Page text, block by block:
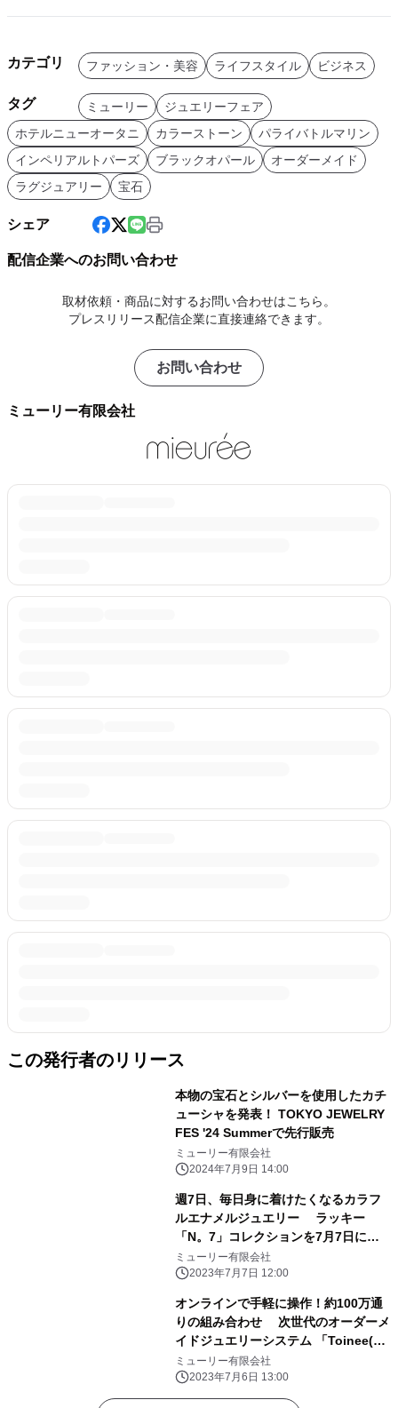
カテゴリ ファッション・美容 ライフスタイル ビジネス
タグ ミューリー
ジュエリーフェア
ホテルニューオータニ
カラーストーン
パライバトルマリン
インペリアルトパーズ
ブラックオパール
オーダーメイド
ラグジュアリー
宝石
シェア
配信企業へのお問い合わせ
取材依頼・商品に対するお問い合わせはこちら。
プレスリリース配信企業に直接連絡できます。
お問い合わせ
ミューリー有限会社
この発行者のリリース
本物の宝石とシルバーを使用したカチ
ューシャを発表！ TOKYO JEWELRY
FES '24 Summerで先行販売
ミューリー有限会社
2024年7月9日 14:00
週7日、毎日身に着けたくなるカラフ
ルエナメルジュエリー ラッキー
「N。7」コレクションを7月7日に発
表
ミューリー有限会社
2023年7月7日 12:00
オンラインで手軽に操作！約100万通
りの組み合わせ 次世代のオーダーメ
イドジュエリーシステム 「Toinee(と
わにー)」7月7日(金)誕生！ ～自分だ
けの一生のパートナーとなるジュエリ
ーを～
ミューリー有限会社
2023年7月6日 13:00